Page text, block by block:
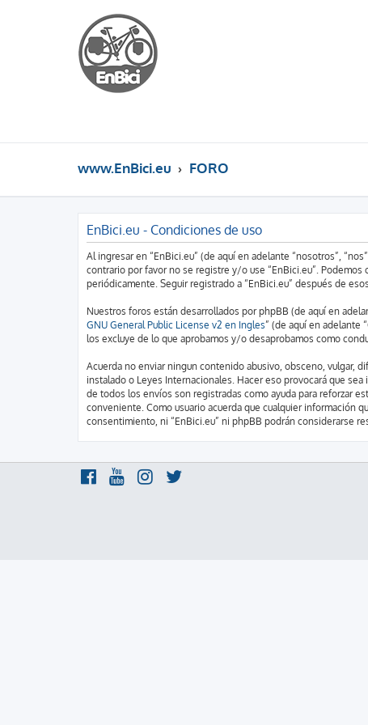
www.EnBici.eu FORO
EnBici.eu - Condiciones de uso
Al ingresar en “EnBici.eu” (de aquí en adelante “nosotros”,
contrario por favor no se registre y/o use “EnBici.eu”.
periódicamente. Seguir registrado a “EnBici.eu” después de
Nuestros foros están desarrollados por phpBB (de aquí en
GNU General Public License v2 en Ingles” (de aquí en adelante
los excluye de lo que aprobamos y/o desaprobamos como
Acuerda no enviar ningun contenido abusivo, obsceno, vulgar,
instalado o Leyes Internacionales. Hacer eso provocará que
de todos los envíos son registradas como ayuda para reforzar
conveniente. Como usuario acuerda que cualquier información
consentimiento, ni “EnBici.eu” ni phpBB podrán considerarse